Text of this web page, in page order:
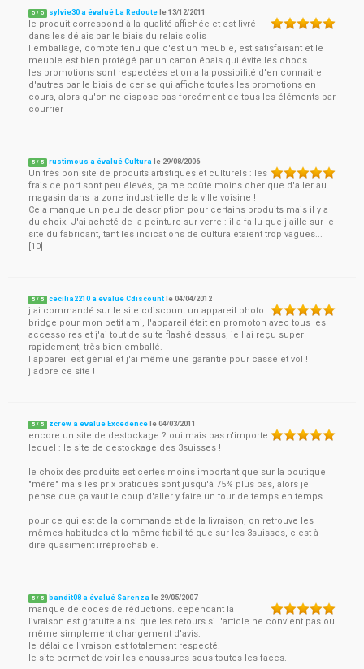
5 / 5 sylvie30 a évalué La Redoute le13/12/2011
le produit correspond à la qualité affichée et est livré
dans les délais par le biais du relais colis
l'emballage, compte tenu que c'est un meuble, est satisfaisant et le
meuble est bien protégé par un carton épais qui évite les chocs
les promotions sont respectées et on a la possibilité d'en connaitre
d'autres par le biais de cerise qui affiche toutes les promotions en
cours, alors qu'on ne dispose pas forcément de tous les éléments par
courrier
5 / 5 rustimous a évalué Cultura le 29/08/2006
Un très bon site de produits artistiques et culturels : les
frais de port sont peu élevés, ça me coûte moins cher que d'aller au
magasin dans la zone industrielle de la ville voisine !
Cela manque un peu de description pour certains produits mais il y a
du choix. J'ai acheté de la peinture sur verre : il a fallu que j'aille sur le
site du fabricant, tant les indications de cultura étaient trop vagues...
[10]
5 / 5 cecilia2210 a évalué Cdiscount le04/04/2012
j'ai commandé sur le site cdiscount un appareil photo
bridge pour mon petit ami, l'appareil était en promoton avec tous les
accessoires et j'ai tout de suite flashé dessus, je l'ai reçu super
rapidement, très bien emballé.
l'appareil est génial et j'ai même une garantie pour casse et vol !
j'adore ce site !
5 / 5 zcrew a évalué Excedence le04/03/2011
encore un site de destockage ? oui mais pas n'importe
lequel : le site de destockage des 3suisses !
le choix des produits est certes moins important que sur la boutique
"mère" mais les prix pratiqués sont jusqu'à 75% plus bas, alors je
pense que ça vaut le coup d'aller y faire un tour de temps en temps.
pour ce qui est de la commande et de la livraison, on retrouve les
mêmes habitudes et la même fiabilité que sur les 3suisses, c'est à
dire quasiment irréprochable.
5 / 5 bandit08 a évalué Sarenza le 29/05/2007
manque de codes de réductions. cependant la
livraison est gratuite ainsi que les retours si l'article ne convient pas ou
même simplement changement d'avis.
le délai de livraison est totalement respecté.
le site permet de voir les chaussures sous toutes les faces.